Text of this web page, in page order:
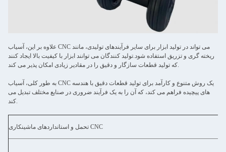
علاوه بر این، آسیاب CNC می تواند در تولید ابزار برای سایر فرآیندهای تولیدی، مانند
ریخته گری و تزریق استفاده شود.تولید کنندگان می توانند ابزار با کیفیت بالا ایجاد کنند
که تولید قطعات سازگار و دقیق را در مقادیر زیادی امکان پذیر می کند.
به طور کلی، آسیاب CNC یک روش متنوع و کارآمد برای تولید قطعات دقیق با هندسه
های پیچیده فراهم می کند، که آن را به یک فرآیند ضروری در صنایع مختلف تبدیل می
کند.
تحمل و استانداردهای ماشینکاری CNC